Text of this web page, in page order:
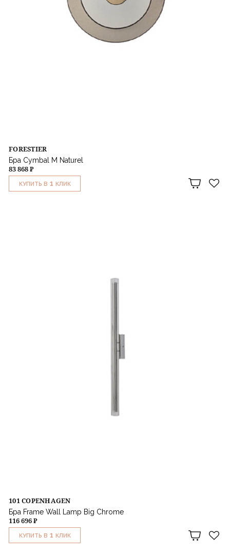
FORESTIER
Бра Cymbal M Naturel
83 868 ₽
КУПИТЬ В 1 КЛИК
101 COPENHAGEN
Бра Frame Wall Lamp Big Chrome
116 696 ₽
КУПИТЬ В 1 КЛИК